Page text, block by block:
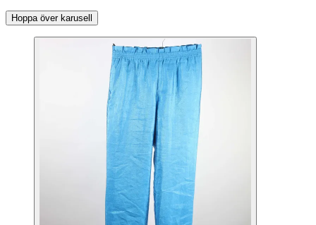
Hoppa över karusell